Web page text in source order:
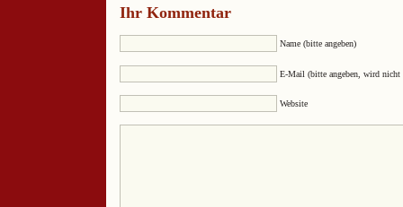
Ihr Kommentar
Name (bitte angeben)
E-Mail (bitte angeben, wird nicht
Website